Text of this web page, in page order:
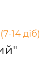
14 діб)